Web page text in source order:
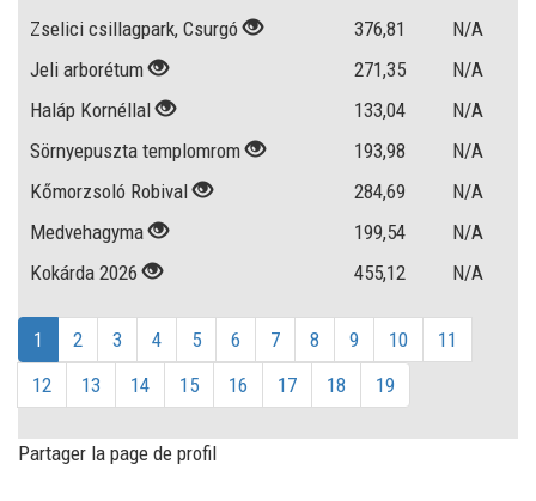
Zselici csillagpark, Csurgó
376,81
N/A
Jeli arborétum
271,35
N/A
Haláp Kornéllal
133,04
N/A
Sörnyepuszta templomrom
193,98
N/A
Kőmorzsoló Robival
284,69
N/A
Medvehagyma
199,54
N/A
Kokárda 2026
455,12 N/A
1 2 3 4 5 6 7 8 9 10
11
12
13 14 15 16 17 18 19
Partager la page de profil